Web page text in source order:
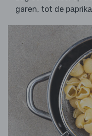
garen, tot de paprika